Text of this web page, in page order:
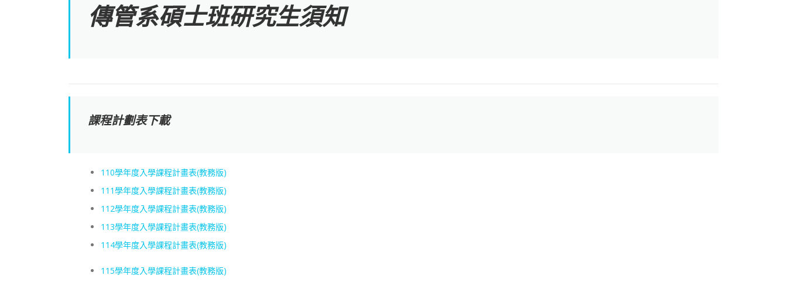
傳管系碩士班研究生須知
課程計劃表下載
110學年度入學課程計畫表(教務版)
111學年度入學課程計畫表(教務版)
112學年度入學課程計畫表(教務版)
113學年度入學課程計畫表(教務版)
114學年度入學課程計畫表(教務版)
115學年度入學課程計畫表(教務版)